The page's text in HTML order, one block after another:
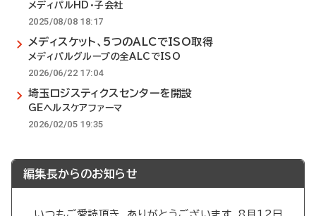
メディパルHD・子会社
2025/08/08 18:17
メディスケット、5つのALCでISO取得
メディパルグループの全ALCでISO
2026/06/22 17:04
埼玉ロジスティクスセンターを開設
GEヘルスケアファーマ
2026/02/05 19:35
編集長からのお知らせ